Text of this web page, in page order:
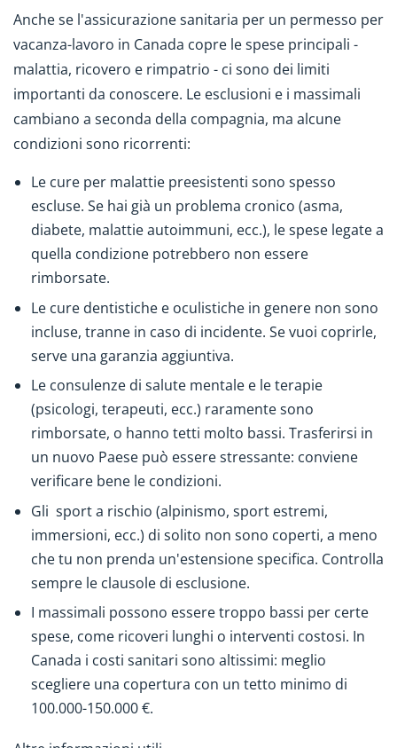
Anche se l'assicurazione sanitaria per un permesso per
vacanza-lavoro in Canada copre le spese principali -
malattia, ricovero e rimpatrio - ci sono dei limiti
importanti da conoscere. Le esclusioni e i massimali
cambiano a seconda della compagnia, ma alcune
condizioni sono ricorrenti:
Le cure per malattie preesistenti sono spesso
escluse. Se hai già un problema cronico (asma,
diabete, malattie autoimmuni, ecc.), le spese legate a
quella condizione potrebbero non essere
rimborsate.
Le cure dentistiche e oculistiche in genere non sono
incluse, tranne in caso di incidente. Se vuoi coprirle,
serve una garanzia aggiuntiva.
Le consulenze di salute mentale e le terapie
(psicologi, terapeuti, ecc.) raramente sono
rimborsate, o hanno tetti molto bassi. Trasferirsi in
un nuovo Paese può essere stressante: conviene
verificare bene le condizioni.
Gli sport a rischio (alpinismo, sport estremi,
immersioni, ecc.) di solito non sono coperti, a meno
che tu non prenda un'estensione specifica. Controlla
sempre le clausole di esclusione.
I massimali possono essere troppo bassi per certe
spese, come ricoveri lunghi o interventi costosi. In
Canada i costi sanitari sono altissimi: meglio
scegliere una copertura con un tetto minimo di
100.000-150.000 €.